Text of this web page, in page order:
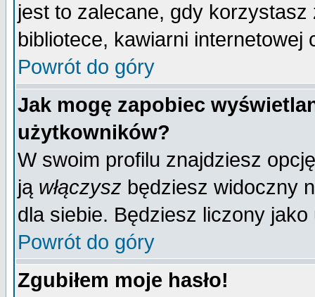
jest to zalecane, gdy
bibliotece, kawiarni internetowej
Powrót do góry
Jak mogę zapobiec
użytkowników?
W swoim profilu znajdziesz
ją włączysz będziesz widoczny
dla siebie. Będziesz liczony
Powrót do góry
Zgubiłem moje hasło!